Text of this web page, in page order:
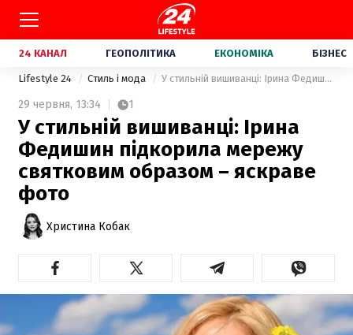
24 КАНАЛ ГЕОПОЛІТИКА ЕКОНОМІКА БІЗНЕС
Lifestyle 24 Стиль і мода У стильній вишиванці: Ірина Федишин підкорила мережу святковим образом – яскраве фото
29 червня, 13:34 1
У стильній вишиванці: Ірина
Федишин підкорила мережу
святковим образом – яскраве
фото
Христина Кобак